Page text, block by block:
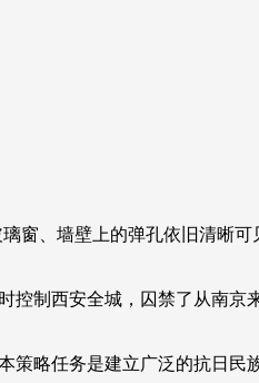
阅读 艺术 汽车 数
、墙壁上的弹孔依旧清晰可
制西安全城，囚禁了从南京
略任务是建立广泛的抗日民